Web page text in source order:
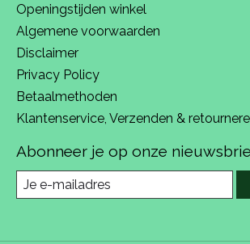
Openingstijden winkel
Algemene voorwaarden
Disclaimer
Privacy Policy
Betaalmethoden
Klantenservice, Verzenden &
Abonneer je op onze